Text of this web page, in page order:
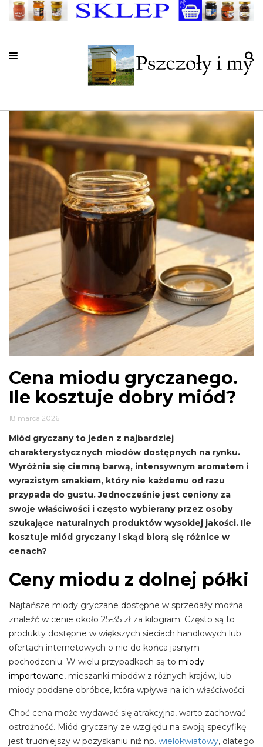
Cena miodu gryczanego.
Ile kosztuje dobry miód?
18 marca 2026
Miód gryczany to jeden z najbardziej
charakterystycznych miodów dostępnych na rynku.
Wyróżnia się ciemną barwą, intensywnym aromatem i
wyrazistym smakiem, który nie każdemu od razu
przypada do gustu. Jednocześnie jest ceniony za
swoje właściwości i często wybierany przez osoby
szukające naturalnych produktów wysokiej jakości. Ile
kosztuje miód gryczany i skąd biorą się różnice w
cenach?
Ceny miodu z dolnej półki
Najtańsze miody gryczane dostępne w sprzedaży można
znaleźć w cenie około 25-35 zł za kilogram. Często są to
produkty dostępne w większych sieciach handlowych lub
ofertach internetowych o nie do końca jasnym
pochodzeniu. W wielu przypadkach są to miody
importowane, mieszanki miodów z różnych krajów, lub
miody poddane obróbce, która wpływa na ich właściwości.
Choć cena może wydawać się atrakcyjna, warto zachować
ostrożność. Miód gryczany ze względu na swoją specyfikę
jest trudniejszy w pozyskaniu niż np. wielokwiatowy, dlatego